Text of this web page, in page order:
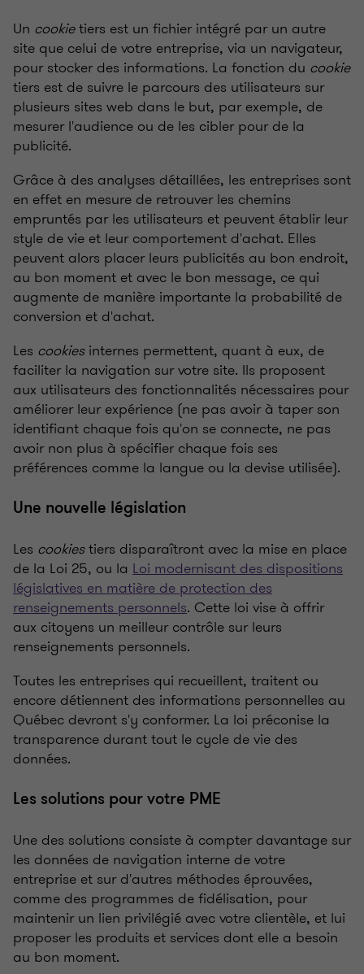
Un cookietiers est un fichier intégré par un autre
site que celui de votre entreprise, via un navigateur,
pour stocker des informations. La fonction du cookie
tiers est de suivre le parcours des utilisateurs sur
plusieurs sites web dans le but, par exemple, de
mesurer l'audience ou de les cibler pour de la
publicité.
Grâce à des analyses détaillées, les entreprises sont
en effet en mesure de retrouver les chemins
empruntés par les utilisateurs et peuvent établir leur
style de vie et leur comportement d'achat. Elles
peuvent alors placer leurs publicités au bon endroit,
au bon moment et avec le bon message, ce qui
augmente de manière importante la probabilité de
conversion et d'achat.
Les cookiesinternes permettent, quant à eux, de
faciliter la navigation sur votre site. Ils proposent
aux utilisateurs des fonctionnalités nécessaires pour
améliorer leur expérience (ne pas avoir à taper son
identifiant chaque fois qu'on se connecte, ne pas
avoir non plus à spécifier chaque fois ses
préférences comme la langue ou la devise utilisée).
Une nouvelle législation
Les cookiestiers disparaîtront avec la mise en place
de la Loi 25, ou la Loi modernisant des dispositions
législatives en matière de protection des
renseignements personnels. Cette loi vise à offrir
aux citoyens un meilleur contrôle sur leurs
renseignements personnels.
Toutes les entreprises qui recueillent, traitent ou
encore détiennent des informations personnelles au
Québec devront s'y conformer. La loi préconise la
transparence durant tout le cycle de vie des
données.
Les solutions pour votre PME
Une des solutions consiste à compter davantage sur
les données de navigation interne de votre
entreprise et sur d'autres méthodes éprouvées,
comme des programmes de fidélisation, pour
maintenir un lien privilégié avec votre clientèle, et lui
proposer les produits et services dont elle a besoin
au bon moment.